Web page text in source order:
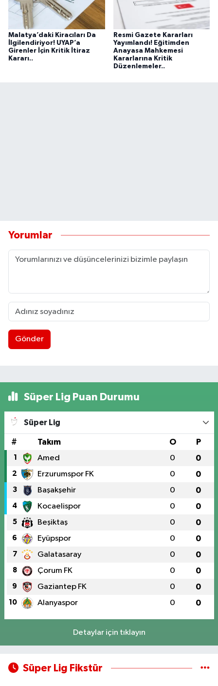
Malatya’daki Kiracıları Da
İlgilendiriyor! UYAP’a
Girenler İçin Kritik İtiraz
Kararı..
Resmi Gazete Kararları
Yayımlandı! Eğitimden
Anayasa Mahkemesi
Kararlarına Kritik
Düzenlemeler..
Yorumlar
Gönder
Süper Lig Puan Durumu
Süper Lig
# Takım O P
1 Amed 0 0
2 Erzurumspor FK 0 0
3 Başakşehir 0 0
4 Kocaelispor 0 0
5 Beşiktaş 0 0
6 Eyüpspor 0 0
7 Galatasaray 0 0
8 Çorum FK 0 0
9 Gaziantep FK 0 0
10 Alanyaspor 0 0
Detaylar için tıklayın
Süper Lig Fikstür